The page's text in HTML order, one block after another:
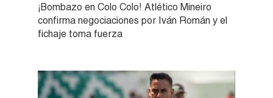
¡Bombazo en Colo Colo! Atlético Mineiro
confirma negociaciones por Iván Román y el
fichaje toma fuerza